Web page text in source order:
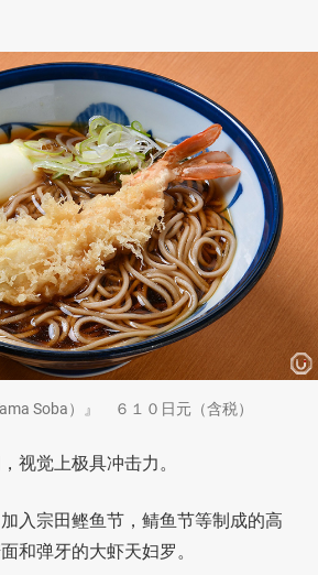
Soba）』 ６１０日元（含税）
视觉上极具冲击力。
入宗田鲣鱼节，鲭鱼节等制成的高
和弹牙的大虾天妇罗。